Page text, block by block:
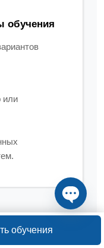
обучения
или
Open
обучения